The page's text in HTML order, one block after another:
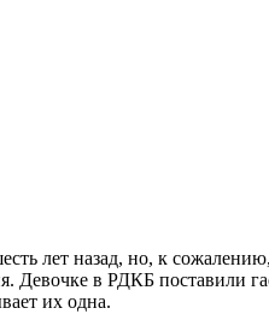
лет назад, но, к
в РДКБ поставили
их одна.